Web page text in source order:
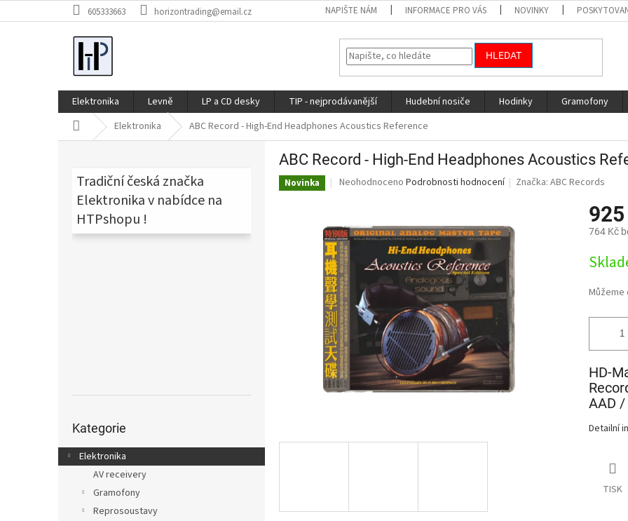
na
605333663 horizontrading@email.cz NAPIŠTE NÁM INFORMACE PRO VÁS NOVINKY
HLEDAT
Elektronika Levně LP a CD desky TIP - nejprodávanější Hudební nosiče Hodinky Gramofony
Domů Elektronika ABC Record - High-End Headphones Acoustics Reference
Tradiční česká značka
Elektronika v nabídce na
HTPshopu !
kategorie
Kategorie
Elektronika
AV receivery
Gramofony
Reprosoustavy
ABC Record - High-End Headphones Acoustics
Novinka
Průměrné
0,0
z
5
hvězdiček.
Neohodnoceno Podrobnosti hodnocení Značka:ABC Records
764 Kč
cena:
Můžeme
HD-
AAD
Detailní
TISK